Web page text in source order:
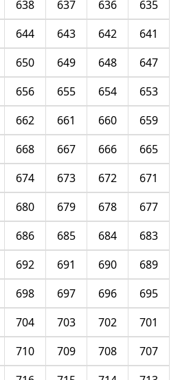
635
636
637
638
641
642
643
644
647
648
649
650
653
654
655
656
659
660
661
662
665
666
667
668
671
672
673
674
677
678
679
680
683
684
685
686
689
690
691
692
695
696
697
698
701
702
703
704
707
708
709
710